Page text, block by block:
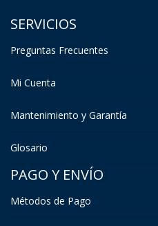
SERVICIOS
Preguntas Frecuentes
Mi Cuenta
Mantenimiento y Garantía
Glosario
PAGO Y ENVÍO
Métodos de Pago